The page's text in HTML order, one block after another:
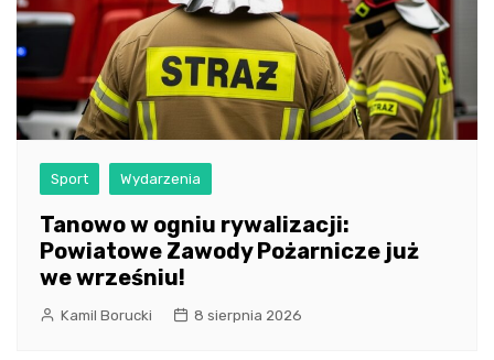
Sport Wydarzenia
Tanowo w ogniu rywalizacji:
Powiatowe Zawody Pożarnicze już
we wrześniu!
Kamil Borucki 8 sierpnia 2026